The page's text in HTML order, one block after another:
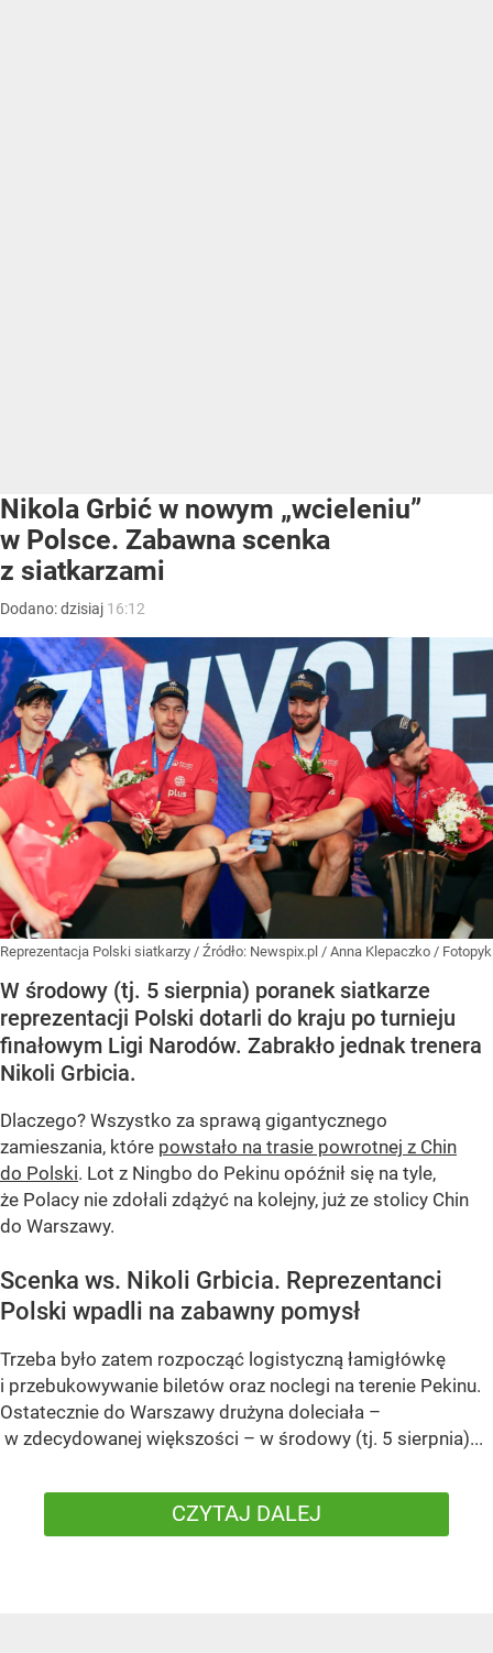
Nikola Grbić w nowym „wcieleniu”
w Polsce. Zabawna scenka
z siatkarzami
Dodano:dzisiaj 16:12
Reprezentacja Polski siatkarzy / Źródło: Newspix.pl / Anna Klepaczko / Fotopyk
W środowy (tj. 5 sierpnia) poranek siatkarze
reprezentacji Polski dotarli do kraju po turnieju
finałowym Ligi Narodów. Zabrakło jednak trenera
Nikoli Grbicia.
Dlaczego? Wszystko za sprawą gigantycznego
zamieszania, które powstało na trasie powrotnej z Chin
do Polski. Lot z Ningbo do Pekinu opóźnił się na tyle,
że Polacy nie zdołali zdążyć na kolejny, już ze stolicy Chin
do Warszawy.
Scenka ws. Nikoli Grbicia. Reprezentanci
Polski wpadli na zabawny pomysł
Trzeba było zatem rozpocząć logistyczną łamigłówkę
i przebukowywanie biletów oraz noclegi na terenie Pekinu.
Ostatecznie do Warszawy drużyna doleciała –
w zdecydowanej większości – w środowy (tj. 5 sierpnia)...
CZYTAJ DALEJ